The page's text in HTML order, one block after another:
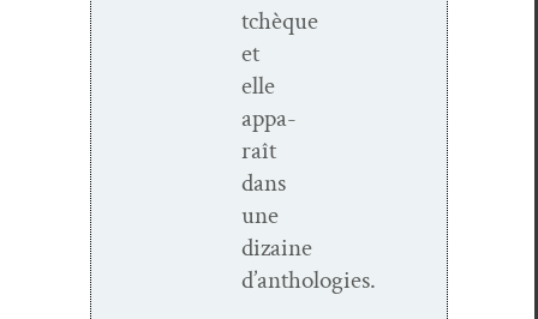
tchèque
et
elle
appa­
raît
dans
une
dizaine
d’anthologies.